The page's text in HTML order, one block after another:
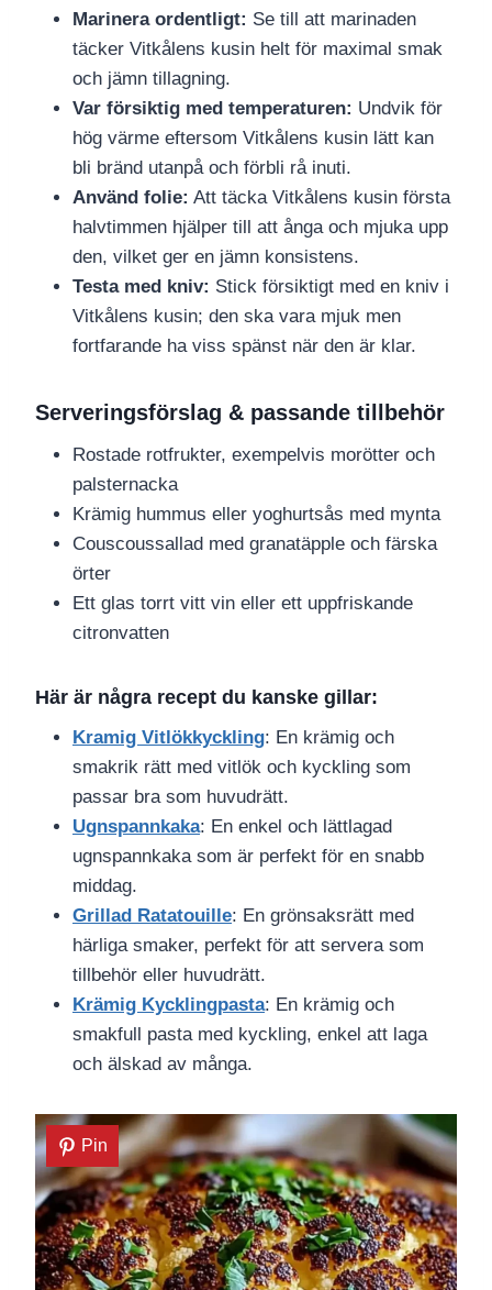
Marinera ordentligt: Se till att marinaden
täcker Vitkålens kusin helt för maximal smak
och jämn tillagning.
Var försiktig med temperaturen: Undvik för
hög värme eftersom Vitkålens kusin lätt kan
bli bränd utanpå och förbli rå inuti.
Använd folie: Att täcka Vitkålens kusin första
halvtimmen hjälper till att ånga och mjuka upp
den, vilket ger en jämn konsistens.
Testa med kniv: Stick försiktigt med en kniv i
Vitkålens kusin; den ska vara mjuk men
fortfarande ha viss spänst när den är klar.
Serveringsförslag & passande tillbehör
Rostade rotfrukter, exempelvis morötter och
palsternacka
Krämig hummus eller yoghurtsås med mynta
Couscoussallad med granatäpple och färska
örter
Ett glas torrt vitt vin eller ett uppfriskande
citronvatten
Här är några recept du kanske gillar:
Kramig Vitlökkyckling: En krämig och
smakrik rätt med vitlök och kyckling som
passar bra som huvudrätt.
Ugnspannkaka: En enkel och lättlagad
ugnspannkaka som är perfekt för en snabb
middag.
Grillad Ratatouille: En grönsaksrätt med
härliga smaker, perfekt för att servera som
tillbehör eller huvudrätt.
Krämig Kycklingpasta: En krämig och
smakfull pasta med kyckling, enkel att laga
och älskad av många.
Pin